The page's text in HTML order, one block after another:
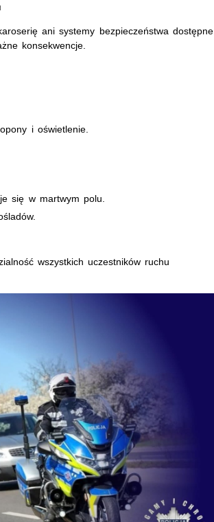
ani systemy bezpieczeństwa dostępne
konsekwencje.
i oświetlenie.
się w martwym polu.
wszystkich uczestników ruchu